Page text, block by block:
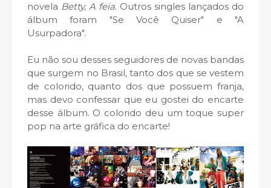
novela Betty, A feia. Outros singles lançados do
álbum foram "Se Você Quiser" e "A
Usurpadora".
Eu não sou desses seguidores de novas bandas
que surgem no Brasil, tanto dos que se vestem
de colorido, quanto dos que possuem franja,
mas devo confessar que eu gostei do encarte
desse álbum. O colorido deu um toque super
pop na arte gráfica do encarte!